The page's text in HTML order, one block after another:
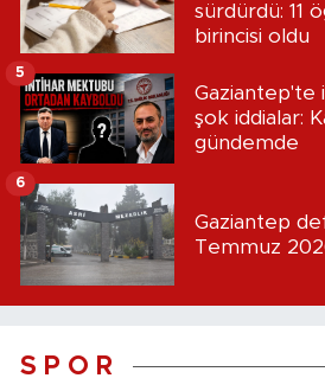
sürdürdü: 11
birincisi oldu
Gaziantep'te
şok iddialar:
gündemde
5
Gaziantep
Temmuz
6
S P O R